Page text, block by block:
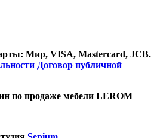
Договор публичной
по продаже мебели LEROM